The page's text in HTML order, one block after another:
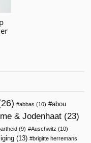
abbas (10)
abou
& Jodenhaat (23)
(9) Auschwitz (10)
(13)
brigitte herremans